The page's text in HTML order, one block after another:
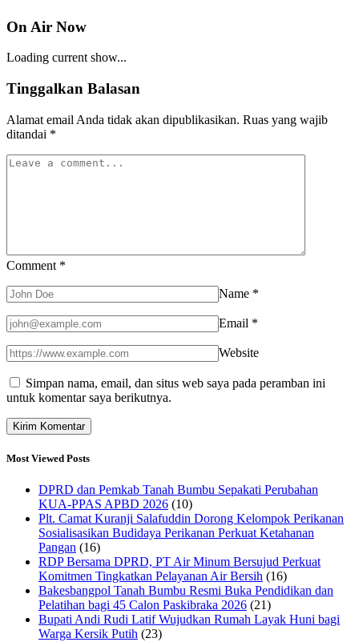
On Air Now
Loading current show...
Tinggalkan Balasan
Alamat email Anda tidak akan dipublikasikan. Ruas yang wajib
ditandai *
Comment *
Name *
Email *
Website
Simpan nama, email, dan situs web saya pada peramban ini
untuk komentar saya berikutnya.
Most Viewed Posts
DPRD dan Pemkab Tanah Bumbu Sepakati Perubahan
KUA-PPAS APBD 2026 (10)
Plt. Camat Kuranji Salafuddin Dorong Kelompok Perikanan
Sosialisasikan Budidaya Perikanan Perkuat Ketahanan
Pangan (16)
RDP Bersama DPRD, PT Air Minum Bersujud Perkuat
Komitmen Tingkatkan Pelayanan Air Bersih (16)
Bakesbangpol Tanah Bumbu Resmi Buka Pendidikan dan
Pelatihan bagi 45 Calon Paskibraka 2026 (21)
Bupati Andi Rudi Latif Wujudkan Rumah Layak Huni bagi
Warga Kersik Putih (23)